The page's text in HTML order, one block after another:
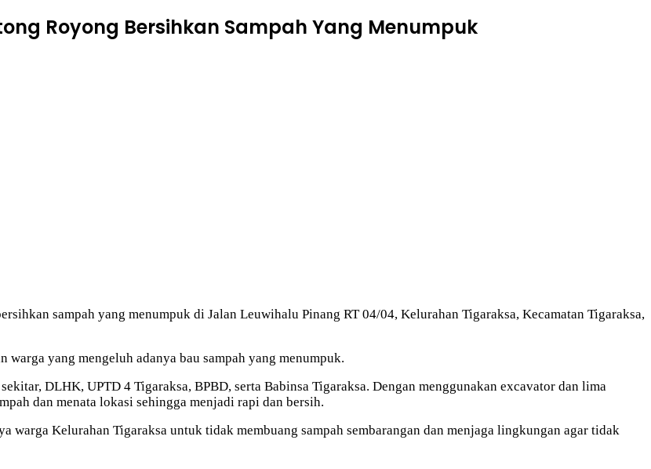
Royong Bersihkan Sampah Yang Menumpuk
sampah yang menumpuk di Jalan Leuwihalu Pinang RT 04/04, Kelurahan Tigaraksa, Kecamatan Tigaraksa,
yang mengeluh adanya bau sampah yang menumpuk.
DLHK, UPTD 4 Tigaraksa, BPBD, serta Babinsa Tigaraksa. Dengan menggunakan excavator dan lima
dan menata lokasi sehingga menjadi rapi dan bersih.
warga Kelurahan Tigaraksa untuk tidak membuang sampah sembarangan dan menjaga lingkungan agar tidak